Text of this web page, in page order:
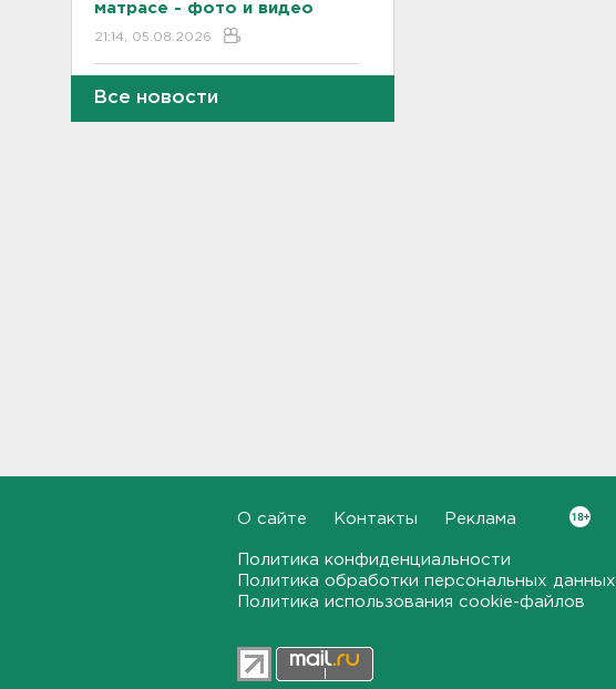
матрасе - фото и видео
21:14, 05.08.2026
Не путать с черникой.
Ядовитый вороний глаз
созрел в лесах Ленобласти
это не всегда плохо,
Обезглавленное тело
дайвера продолжают искать
Все новости
О сайте Контакты Реклама
Политика конфиденциальности
Политика обработки персональных данных
Политика использования cookie-файлов